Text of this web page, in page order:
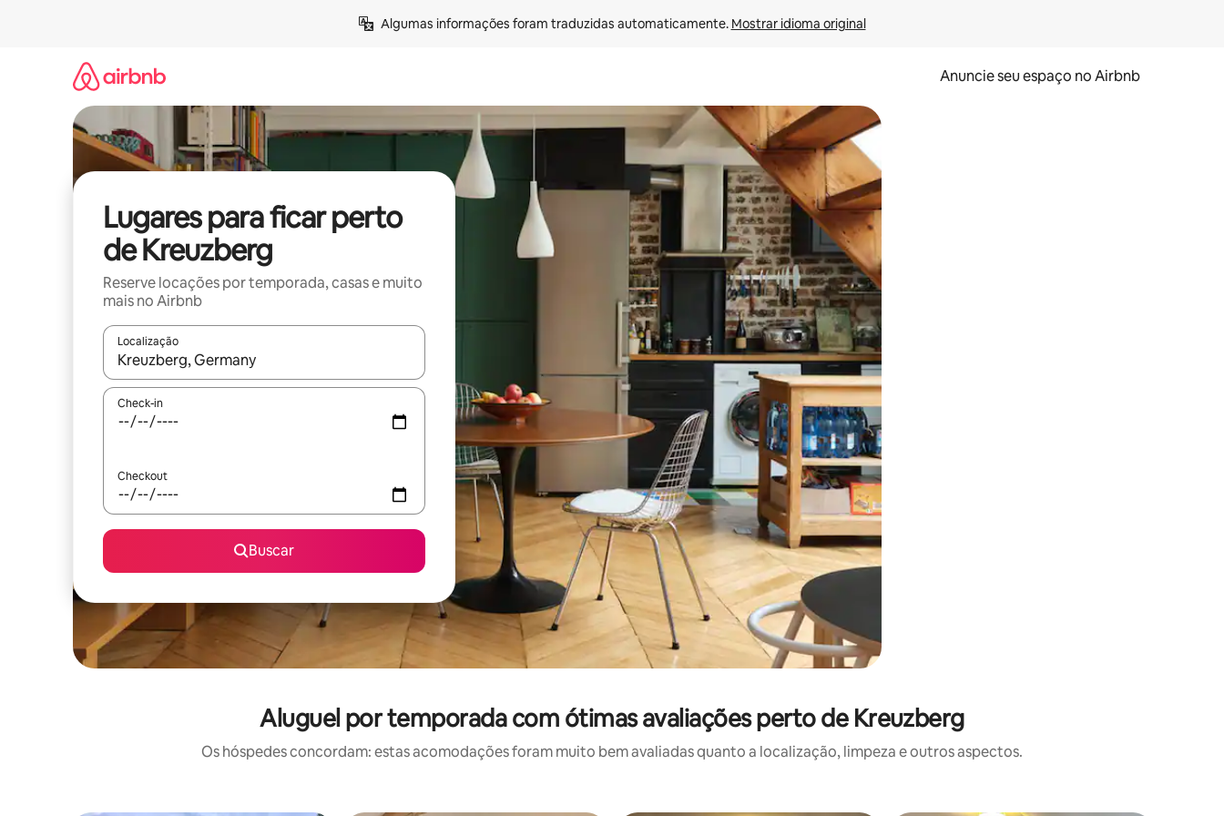
Algumas informações foram traduzidas automaticamente. Mostrar idioma original
Anuncie seu espaço no Airbnb
Lugares para ficar perto
de Kreuzberg
Reserve locações por temporada, casas e muito
mais no Airbnb
Localização
Quando os resultados estiverem disponíveis, explore-os usando as seta para cima e para baixo do teclado ou tocando e deslizando o dedo na tela.
Check-in
Checkout
Buscar
Aluguel por temporada com ótimas avaliações perto de Kreuzberg
Os hóspedes concordam: estas acomodações foram muito bem avaliadas quanto a localização, limpeza e outros aspectos.